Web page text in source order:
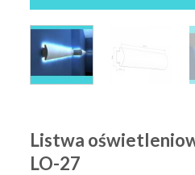
Listwa
LO-27